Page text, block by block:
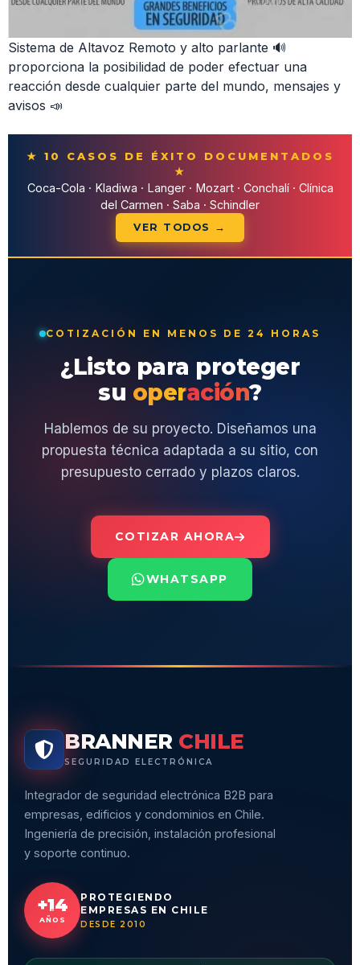
Sistema de Altavoz Remoto y alto parlante 🔊
proporciona la posibilidad de poder efectuar una
reacción desde cualquier parte del mundo, mensajes y
avisos 📣
★ 10 CASOS DE ÉXITO DOCUMENTADOS
★
Coca-Cola · Kladiwa · Langer · Mozart · Conchalí · Clínica
del Carmen · Saba · Schindler
VER TODOS →
COTIZACIÓN EN MENOS DE 24 HORAS
¿Listo para proteger
su operación?
Hablemos de su proyecto. Diseñamos una
propuesta técnica adaptada a su sitio, con
presupuesto cerrado y plazos claros.
COTIZAR AHORA
WHATSAPP
BRANNER CHILE
SEGURIDAD ELECTRÓNICA
Integrador de seguridad electrónica B2B para
empresas, edificios y condominios en Chile.
Ingeniería de precisión, instalación profesional
y soporte continuo.
+14
AÑOS
PROTEGIENDO
EMPRESAS EN CHILE
DESDE 2010